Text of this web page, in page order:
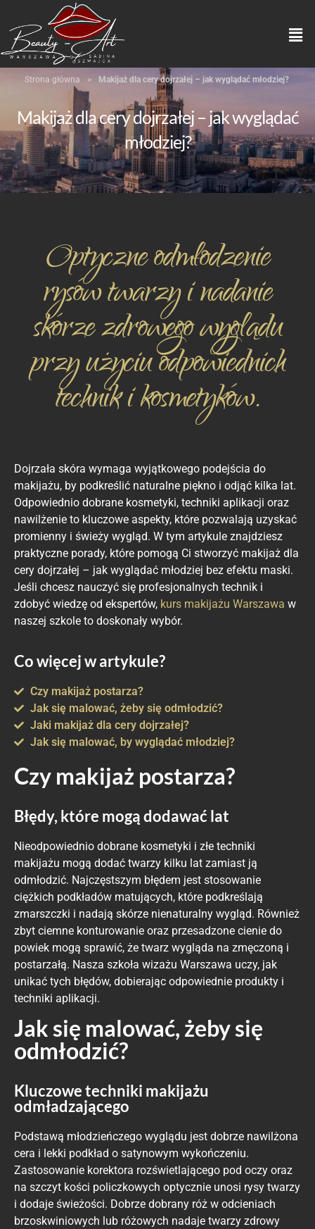
Strona główna > Makijaż dla cery dojrzałej – jak wyglądać młodziej?
Makijaż dla cery dojrzałej – jak wyglądać
młodziej?
Optyczne odmłodzenie
rysów twarzy i nadanie
skórze zdrowego wyglądu
przy użyciu odpowiednich
technik i kosmetyków.
Dojrzała skóra wymaga wyjątkowego podejścia do
makijażu, by podkreślić naturalne piękno i odjąć kilka lat.
Odpowiednio dobrane kosmetyki, techniki aplikacji oraz
nawilżenie to kluczowe aspekty, które pozwalają uzyskać
promienny i świeży wygląd. W tym artykule znajdziesz
praktyczne porady, które pomogą Ci stworzyć makijaż dla
cery dojrzałej – jak wyglądać młodziej bez efektu maski.
Jeśli chcesz nauczyć się profesjonalnych technik i
zdobyć wiedzę od ekspertów, kurs makijażu Warszawa w
naszej szkole to doskonały wybór.
Co więcej w artykule?
Czy makijaż postarza?
Jak się malować, żeby się odmłodzić?
Jaki makijaż dla cery dojrzałej?
Jak się malować, by wyglądać młodziej?
Czy makijaż postarza?
Błędy, które mogą dodawać lat
Nieodpowiednio dobrane kosmetyki i złe techniki
makijażu mogą dodać twarzy kilku lat zamiast ją
odmłodzić. Najczęstszym błędem jest stosowanie
ciężkich podkładów matujących, które podkreślają
zmarszczki i nadają skórze nienaturalny wygląd. Również
zbyt ciemne konturowanie oraz przesadzone cienie do
powiek mogą sprawić, że twarz wygląda na zmęczoną i
postarzałą. Nasza szkoła wizażu Warszawa uczy, jak
unikać tych błędów, dobierając odpowiednie produkty i
techniki aplikacji.
Jak się malować, żeby się
odmłodzić?
Kluczowe techniki makijażu
odmładzającego
Podstawą młodzieńczego wyglądu jest dobrze nawilżona
cera i lekki podkład o satynowym wykończeniu.
Zastosowanie korektora rozświetlającego pod oczy oraz
na szczyt kości policzkowych optycznie unosi rysy twarzy
i dodaje świeżości. Dobrze dobrany róż w odcieniach
brzoskwiniowych lub różowych nadaje twarzy zdrowy